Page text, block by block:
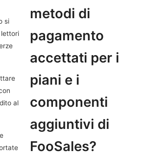
si
al
metodi di
pagamento
accettati per i
piani e i
componenti
aggiuntivi di
FooSales?
tra
documenti